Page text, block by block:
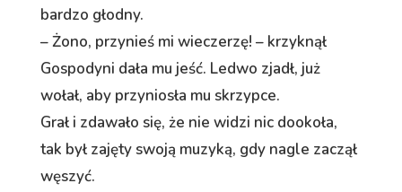
bardzo głodny.
– Żono, przynieś mi wieczerzę! – krzyknął
Gospodyni dała mu jeść. Ledwo zjadł, już
wołał, aby przyniosła mu skrzypce.
Grał i zdawało się, że nie widzi nic dookoła,
tak był zajęty swoją muzyką, gdy nagle zaczął
węszyć.